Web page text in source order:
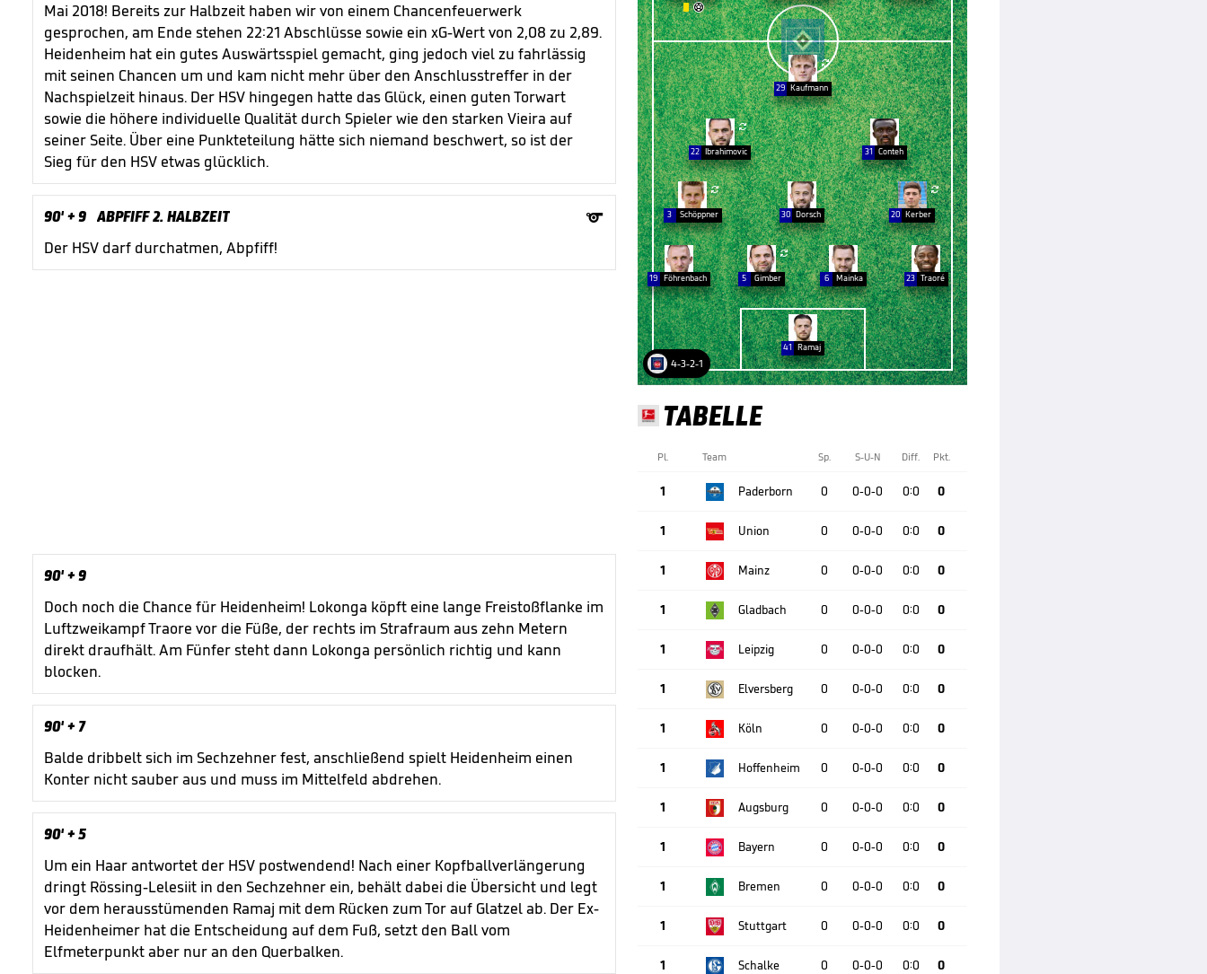
Mai 2018! Bereits zur Halbzeit haben wir von einem Chancenfeuerwerk
gesprochen, am Ende stehen 22:21 Abschlüsse sowie ein xG-Wert von 2,08 zu 2,89.
Heidenheim hat ein gutes Auswärtsspiel gemacht, ging jedoch viel zu fahrlässig
mit seinen Chancen um und kam nicht mehr über den Anschlusstreffer in der
Nachspielzeit hinaus. Der HSV hingegen hatte das Glück, einen guten Torwart
sowie die höhere individuelle Qualität durch Spieler wie den starken Vieira auf
seiner Seite. Über eine Punkteteilung hätte sich niemand beschwert, so ist der
Sieg für den HSV etwas glücklich.
90'+ 9 ABPFIFF 2. HALBZEIT

Der HSV darf durchatmen, Abpfiff!
90'+ 9
Doch noch die Chance für Heidenheim! Lokonga köpft eine lange Freistoßflanke im
Luftzweikampf Traore vor die Füße, der rechts im Strafraum aus zehn Metern
direkt draufhält. Am Fünfer steht dann Lokonga persönlich richtig und kann
blocken.
90'+ 7
Balde dribbelt sich im Sechzehner fest, anschließend spielt Heidenheim einen
Konter nicht sauber aus und muss im Mittelfeld abdrehen.
90'+ 5
Um ein Haar antwortet der HSV postwendend! Nach einer Kopfballverlängerung
dringt Rössing-Lelesiit in den Sechzehner ein, behält dabei die Übersicht und legt
vor dem herausstümenden Ramaj mit dem Rücken zum Tor auf Glatzel ab. Der Ex-
Heidenheimer hat die Entscheidung auf dem Fuß, setzt den Ball vom
Elfmeterpunkt aber nur an den Querbalken.
4-3-2-1
41 Ramaj
 

29 Kaufmann

22 Ibrahimovic 31 Conteh

3 Schöppner 30 Dorsch

20 Kerber
19 Föhrenbach

5 Gimber 6 Mainka 23 Traoré
TABELLE
Pl. Team Sp. S-U-N Diff. Pkt.
1 Paderborn 0 0-0-0 0:0 0
1 Union 0 0-0-0 0:0 0
1 Mainz 0 0-0-0 0:0 0
1 Gladbach 0 0-0-0 0:0 0
1 Leipzig 0 0-0-0 0:0 0
1 Elversberg 0 0-0-0 0:0 0
1 Köln 0 0-0-0 0:0 0
1 Hoffenheim 0 0-0-0 0:0 0
1 Augsburg 0 0-0-0 0:0 0
1 Bayern 0 0-0-0 0:0 0
1 Bremen 0 0-0-0 0:0 0
1 Stuttgart 0 0-0-0 0:0 0
1 Schalke 0 0-0-0 0:0 0